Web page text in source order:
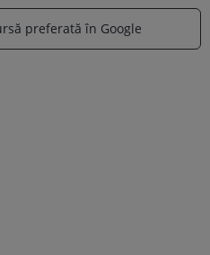
preferată în Google